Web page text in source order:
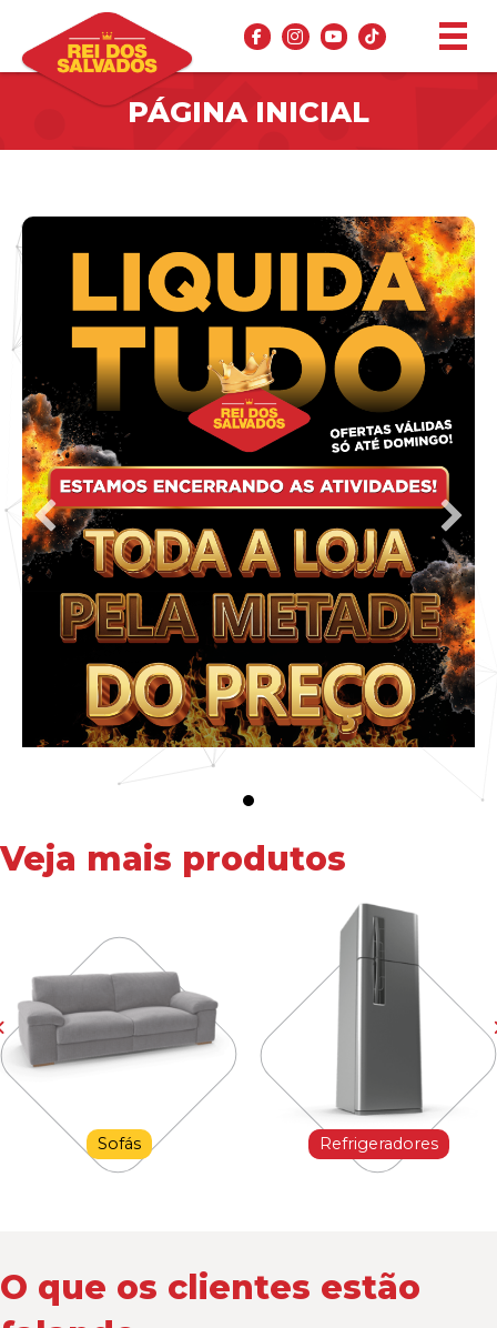
PÁGINA INICIAL
Veja mais produtos
Sofás Refrigeradores
O que os clientes estão